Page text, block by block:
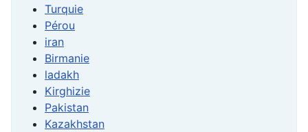
Turquie
Pérou
iran
Birmanie
ladakh
Kirghizie
Pakistan
Kazakhstan